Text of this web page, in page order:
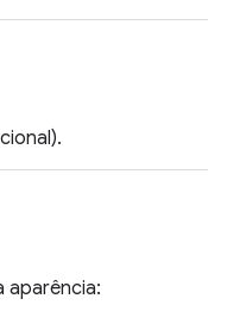
aparência: